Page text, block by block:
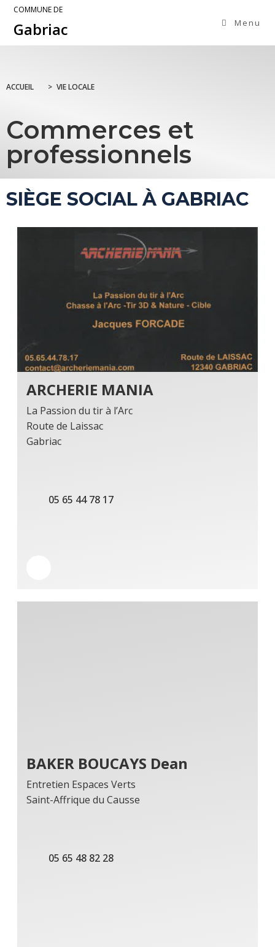
COMMUNE DE
Gabriac Menu
ACCUEIL > VIE LOCALE
Commerces et
professionnels
SIÈGE SOCIAL À GABRIAC
ARCHERIE MANIA
La Passion du tir à l’Arc
Route de Laissac
Gabriac
05 65 44 78 17
BAKER BOUCAYS Dean
Entretien Espaces Verts
Saint-Affrique du Causse
05 65 48 82 28